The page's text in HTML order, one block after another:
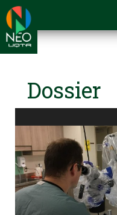
Dossier